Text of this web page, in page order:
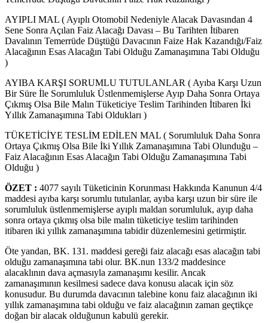
AYIPLI MAL ( Ayıplı Otomobil Nedeniyle Alacak Davasından 4
Sene Sonra Açılan Faiz Alacağı Davası – Bu Tarihten İtibaren
Davalının Temerrüde Düştüğü Davacının Faize Hak Kazandığı/Faiz
Alacağının Esas Alacağın Tabi Olduğu Zamanaşımına Tabi Olduğu
)
AYIBA KARŞI SORUMLU TUTULANLAR ( Ayıba Karşı Uzun
Bir Süre İle Sorumluluk Üstlenmemişlerse Ayıp Daha Sonra Ortaya
Çıkmış Olsa Bile Malın Tüketiciye Teslim Tarihinden İtibaren İki
Yıllık Zamanaşımına Tabi Oldukları )
TÜKETİCİYE TESLİM EDİLEN MAL ( Sorumluluk Daha Sonra
Ortaya Çıkmış Olsa Bile İki Yıllık Zamanaşımına Tabi Olunduğu –
Faiz Alacağının Esas Alacağın Tabi Olduğu Zamanaşımına Tabi
Olduğu )
ÖZET : 4077 sayılı Tüketicinin Korunması Hakkında Kanunun 4/4
maddesi ayıba karşı sorumlu tutulanlar, ayıba karşı uzun bir süre ile
sorumluluk üstlenmemişlerse ayıplı maldan sorumluluk, ayıp daha
sonra ortaya çıkmış olsa bile malın tüketiciye teslim tarihinden
itibaren iki yıllık zamanaşımına tabidir düzenlemesini getirmiştir.
Öte yandan, BK. 131. maddesi gereği faiz alacağı esas alacağın tabi
olduğu zamanaşımına tabi olur. BK.nun 133/2 maddesince
alacaklının dava açmasıyla zamanaşımı kesilir. Ancak
zamanaşımının kesilmesi sadece dava konusu alacak için söz
konusudur. Bu durumda davacının talebine konu faiz alacağının iki
yıllık zamanaşımına tabi olduğu ve faiz alacağının zaman geçtikçe
doğan bir alacak olduğunun kabulü gerekir.